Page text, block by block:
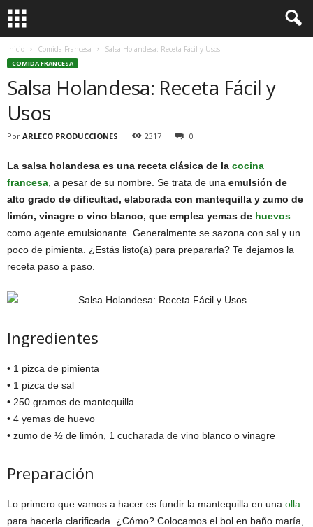
Inicio Comida Francesa Salsa Holandesa: Receta Fácil y Usos
COMIDA FRANCESA
Salsa Holandesa: Receta Fácil y
Usos
Por ARLECO PRODUCCIONES 2317 0
La salsa holandesa es una receta clásica de la cocina
francesa , a pesar de su nombre. Se trata de una emulsión de
alto grado de dificultad, elaborada con mantequilla y zumo de
limón, vinagre o vino blanco, que emplea yemas de huevos
como agente emulsionante. Generalmente se sazona con sal y un
poco de pimienta. ¿Estás listo(a) para prepararla? Te dejamos la
receta paso a paso.
Ingredientes
• 1 pizca de pimienta
• 1 pizca de sal
• 250 gramos de mantequilla
• 4 yemas de huevo
• zumo de ½ de limón, 1 cucharada de vino blanco o vinagre
Preparación
Lo primero que vamos a hacer es fundir la mantequilla en una olla
para hacerla clarificada. ¿Cómo? Colocamos el bol en baño maría,